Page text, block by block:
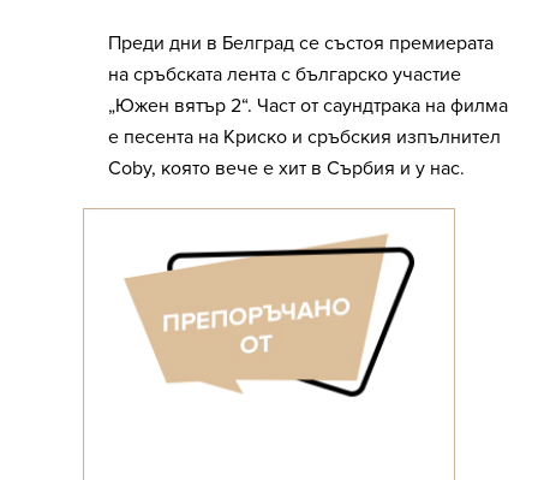
Преди дни в Белград се състоя премиерата
на сръбската лента с българско участие
„Южен вятър 2“. Част от саундтрака на филма
е песента на Криско и сръбския изпълнител
Coby, която вече е хит в Сърбия и у нас.